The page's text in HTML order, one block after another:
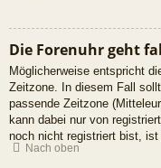
Die Forenuhr geht
Möglicherweise entspricht
Zeitzone. In diesem Fall
passende Zeitzone
kann dabei nur von
noch nicht registriert bist,
Nach oben